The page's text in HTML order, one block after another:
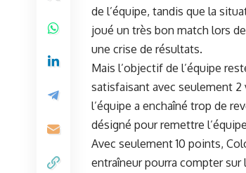
de l’équipe, tandis ​que ⁢la
joué un très ‌bon‌ match lors
une ​crise de ​résultats.
Mais l’objectif de l’équipe
satisfaisant avec seulement
l’équipe a ⁤enchaîné trop de
désigné‍ pour remettre
Avec‌ seulement 10 points,
entraîneur⁤ pourra compter ⁣sur